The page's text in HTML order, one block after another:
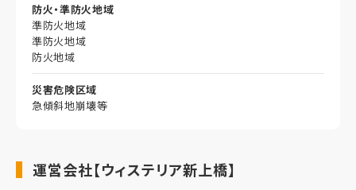
防火・準防火地域
準防火地域
準防火地域
防火地域
災害危険区域
急傾斜地崩壊等
運営会社【ウィステリア新上橋】